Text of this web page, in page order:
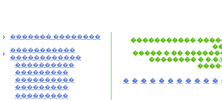
������� ��������
�����������
������������
����������
���������
����������
���������
���������
�����������
����� � ��
�������� �
� � � � � � � � � � �